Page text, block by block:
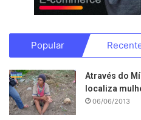
Popular
Através do
localiza
06/06/2013